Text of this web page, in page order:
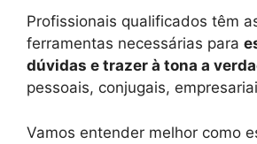
Profissionais qualificados têm
ferramentas necessárias para
dúvidas e trazer à tona a
pessoais, conjugais,
Vamos entender melhor como